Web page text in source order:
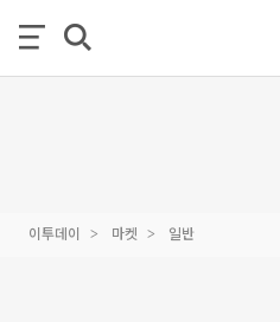
이투데이 마켓 일반